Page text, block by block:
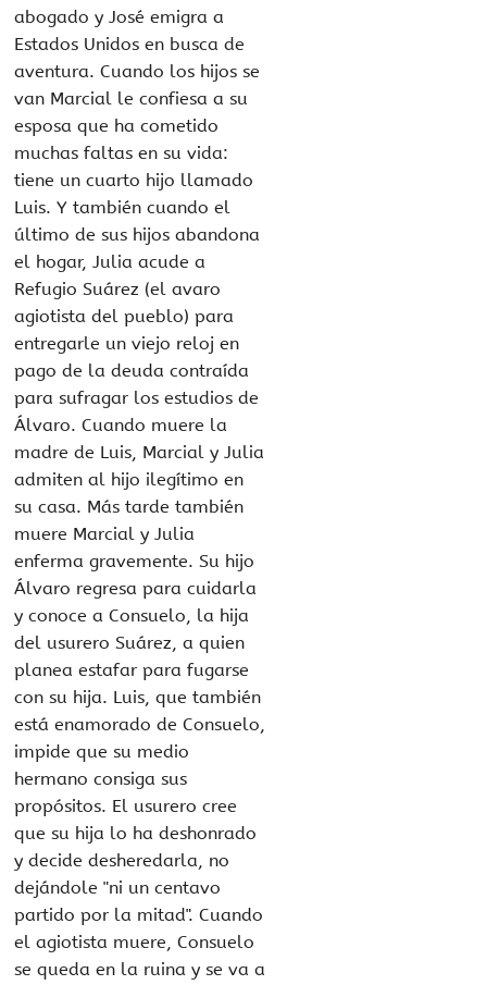
abogado y José emigra a
Estados Unidos en busca de
aventura. Cuando los hijos se
van Marcial le confiesa a su
esposa que ha cometido
muchas faltas en su vida:
tiene un cuarto hijo llamado
Luis. Y también cuando el
último de sus hijos abandona
el hogar, Julia acude a
Refugio Suárez (el avaro
agiotista del pueblo) para
entregarle un viejo reloj en
pago de la deuda contraída
para sufragar los estudios de
Álvaro. Cuando muere la
madre de Luis, Marcial y Julia
admiten al hijo ilegítimo en
su casa. Más tarde también
muere Marcial y Julia
enferma gravemente. Su hijo
Álvaro regresa para cuidarla
y conoce a Consuelo, la hija
del usurero Suárez, a quien
planea estafar para fugarse
con su hija. Luis, que también
está enamorado de Consuelo,
impide que su medio
hermano consiga sus
propósitos. El usurero cree
que su hija lo ha deshonrado
y decide desheredarla, no
dejándole "ni un centavo
partido por la mitad". Cuando
el agiotista muere, Consuelo
se queda en la ruina y se va a